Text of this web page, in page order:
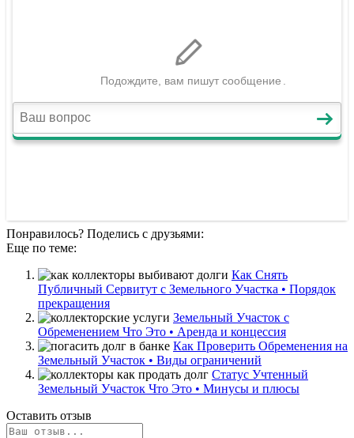
Понравилось? Поделись с друзьями:
Еще по теме:
Как Снять
Публичный Сервитут с Земельного Участка • Порядок
прекращения
Земельный Участок с
Обременением Что Это • Аренда и концессия
Как Проверить Обременения на
Земельный Участок • Виды ограничений
Статус Учтенный
Земельный Участок Что Это • Минусы и плюсы
Оставить отзыв